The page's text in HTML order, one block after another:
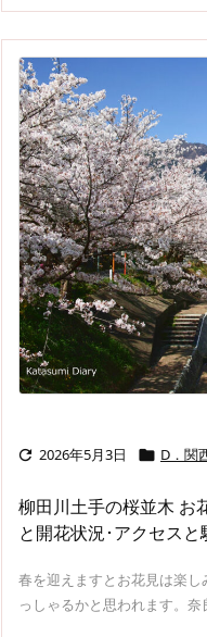
 2026年5月3日  D．関
柳田川土手の桜並木 お
と開花状況･アクセス
春を迎えますとお花見は楽
っしゃるかと思われます。奈